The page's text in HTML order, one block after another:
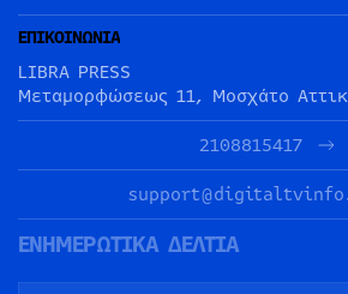
ΕΠΙΚΟΙΝΩΝΙΑ
LIBRA PRESS
Μεταμορφώσεως 11, Μοσχάτο
2108815417
ΕΝΗΜΕΡΩΤΙΚΑ ΔΕΛΤΙΑ